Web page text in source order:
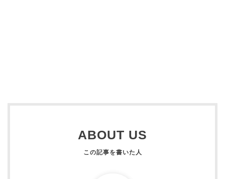
ABOUT US